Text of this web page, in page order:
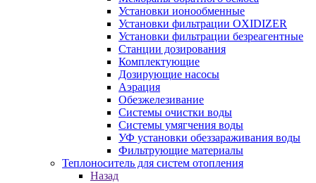
Установки ионообменные
Установки фильтрации OXIDIZER
Установки фильтрации безреагентные
Станции дозирования
Комплектующие
Дозирующие насосы
Аэрация
Обезжелезивание
Системы очистки воды
Системы умягчения воды
УФ установки обеззараживания воды
Фильтрующие материалы
Теплоноситель для систем отопления
Назад